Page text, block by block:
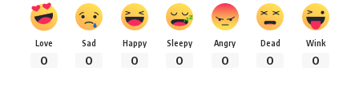
Love
0
Sad
0
Happy
0
Sleepy
0
Angry
0
Dead
0
Wink
0